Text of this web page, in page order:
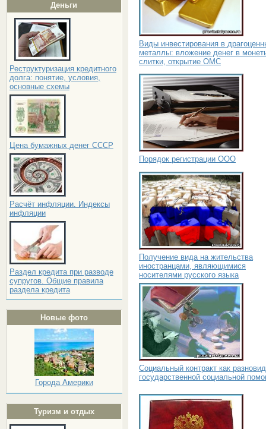
Деньги
Реструктуризация кредитного
долга: понятие, условия,
основные схемы
Цена бумажных денег СССР
Расчёт инфляции. Индексы
инфляции
Раздел кредита при разводе
супругов. Общие правила
раздела кредита
Новые фото
Города Америки
Туризм и отдых
Виды инвестирования в
металлы: вложение денег в
слитки, открытие ОМС
Порядок регистрации ООО
Получение вида на жительства
иностранцами, являющимися
носителями русского языка
Социальный контракт как
государственной социальной